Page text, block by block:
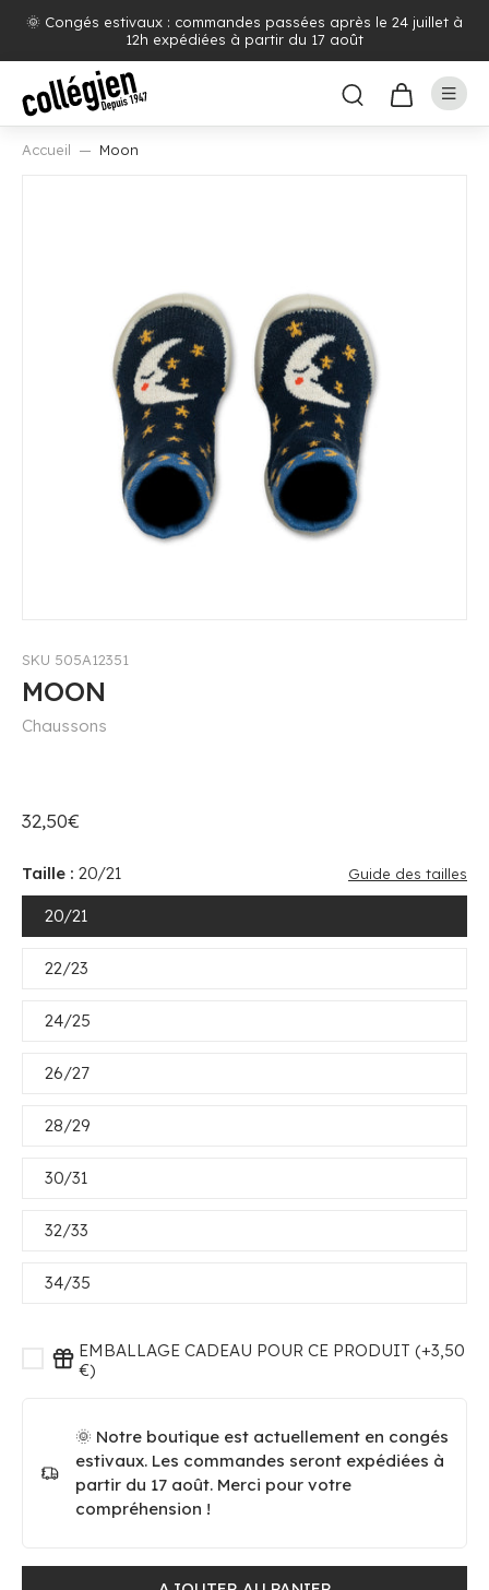
🌞 Congés estivaux : commandes passées après le 24 juillet à
12h expédiées à partir du 17 août
Accueil Moon
SKU 505A12351
MOON
Chaussons
32,50€
Taille : 20/21 Guide des tailles
20/21
22/23
24/25
26/27
28/29
30/31
32/33
34/35
EMBALLAGE CADEAU POUR CE PRODUIT (+3,50
€)
🌞 Notre boutique est actuellement en congés
estivaux. Les commandes seront expédiées à
partir du 17 août. Merci pour votre
compréhension !